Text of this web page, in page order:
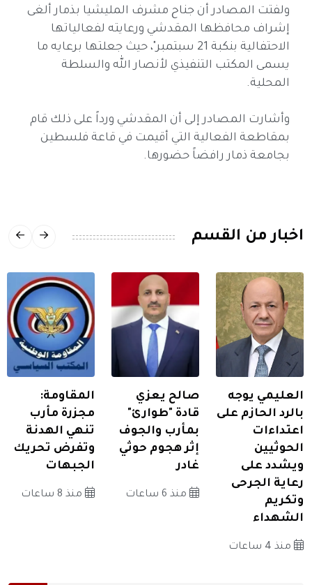
ولفتت المصادر أن جناح مشرف المليشيا بذمار ألغى
إشراف محافظها المقدشي ورعايته لفعالياتها
الاحتفالية بنكبة 21 سبتمبر"، حيث جعلتها برعايه ما
يسمى المكتب التنفيذي لأنصار الله والسلطة
المحلية.
وأشارت المصادر إلى أن المقدشي ورداً على ذلك قام
بمقاطعة الفعالية التي أقيمت في قاعة فلسطين
بجامعة ذمار رافضاً حضورها.
اخبار من القسم
العليمي يوجه
بالرد الحازم على
اعتداءات
الحوثيين
ويشدد على
رعاية الجرحى
وتكريم
الشهداء
منذ 4 ساعات
صالح يعزي
قادة "طوارئ"
بمأرب والجوف
إثر هجوم حوثي
غادر
منذ 6 ساعات
المقاومة:
مجزرة مأرب
تنهي الهدنة
وتفرض تحريك
الجبهات
منذ 8 ساعات